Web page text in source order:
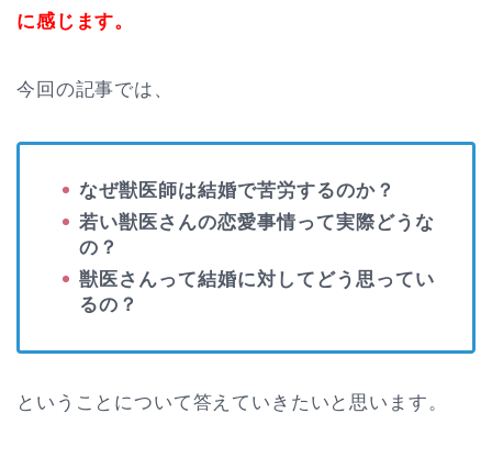
に感じます。
今回の記事では、
なぜ獣医師は結婚で苦労するのか？
若い獣医さんの恋愛事情って実際どうな
の？
獣医さんって結婚に対してどう思ってい
るの？
ということについて答えていきたいと思います。